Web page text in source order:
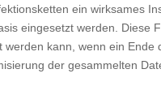
ein wirksames
eingesetzt werden. Diese
kann, wenn ein Ende
der gesammelten